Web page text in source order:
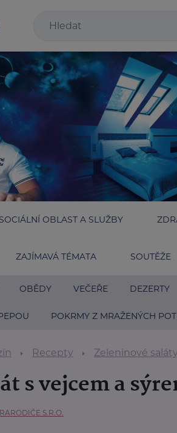
SOCIÁLNÍ OBLAST A SLUŽBY
ZAJÍMAVÁ TÉMATA SOUTĚŽE
OBĚDY VEČEŘE DEZERTY
POKRMY Z MRAŽENÝCH
Recepty Zeleninové saláty
s vejcem a
S.R.O.